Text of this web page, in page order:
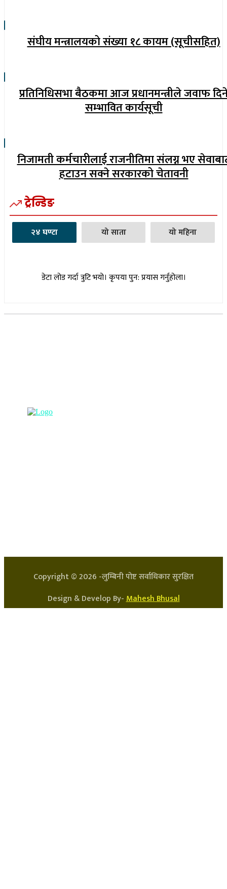
संघीय मन्त्रालयको संख्या १८ कायम (सूचीसहित)
प्रतिनिधिसभा बैठकमा आज प्रधानमन्त्रीले जवाफ
सम्भावित कार्यसूची
निजामती कर्मचारीलाई राजनीतिमा संलग्न भए
हटाउन सक्ने सरकारको चेतावनी
ट्रेन्डिङ
२४ घण्टा यो साता यो महिना
डेटा लोड गर्दा त्रुटि भयो। कृपया पुन: प्रयास गर्नुहोला।
Copyright ©2026 -लुम्बिनी पोष्ट सर्वाधिकार सुरक्षित
Design & Develop By-Mahesh Bhusal